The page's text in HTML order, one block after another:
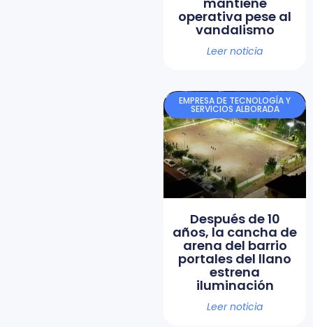
operativa pese al
vandalismo
Leer noticia
EMPRESA DE TECNOLOGÍA Y
SERVICIOS ALBORADA
Después de 10
años, la cancha de
arena del barrio
portales del llano
estrena
iluminación
Leer noticia